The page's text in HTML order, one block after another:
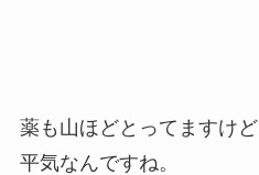
薬も山ほどとってますけど
平気なんですね。